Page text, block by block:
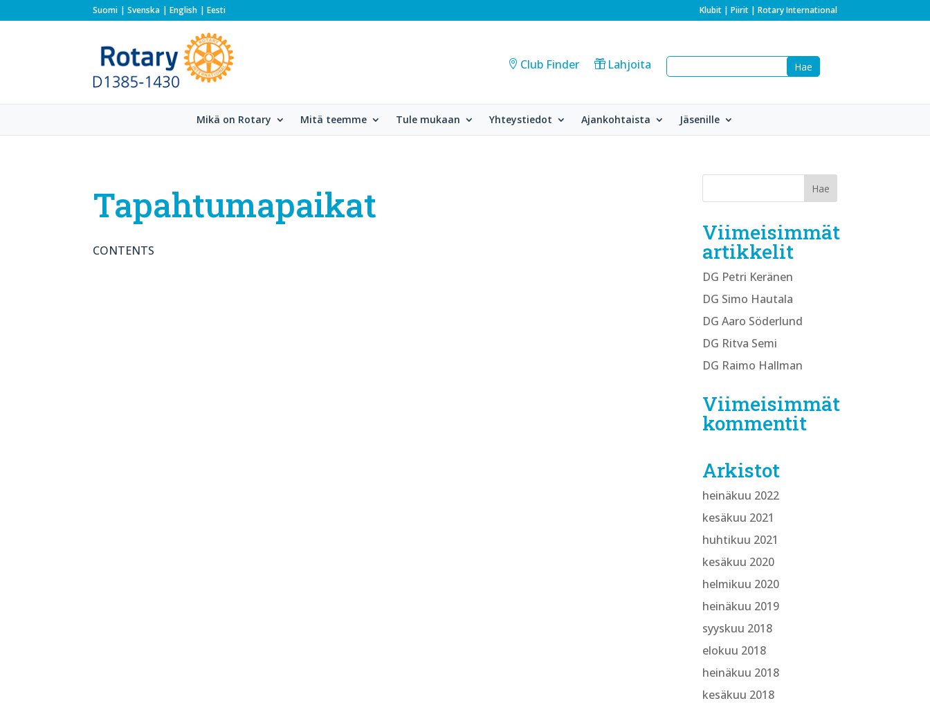
Suomi Svenska English Eesti Klubit| Piirit| Rotary International
Club Finder Lahjoita
Mikä on Rotary Mitä teemme Tule mukaan Yhteystiedot Ajankohtaista Jäsenille
Tapahtumapaikat
CONTENTS
Viimeisimmät
artikkelit
DG Petri Keränen
DG Simo Hautala
DG Aaro Söderlund
DG Ritva Semi
DG Raimo Hallman
Viimeisimmät
kommentit
Arkistot
heinäkuu 2022
kesäkuu 2021
huhtikuu 2021
kesäkuu 2020
helmikuu 2020
heinäkuu 2019
syyskuu 2018
elokuu 2018
heinäkuu 2018
kesäkuu 2018